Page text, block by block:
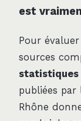
est
Pour
sources
statistiques
publiées
Rhône